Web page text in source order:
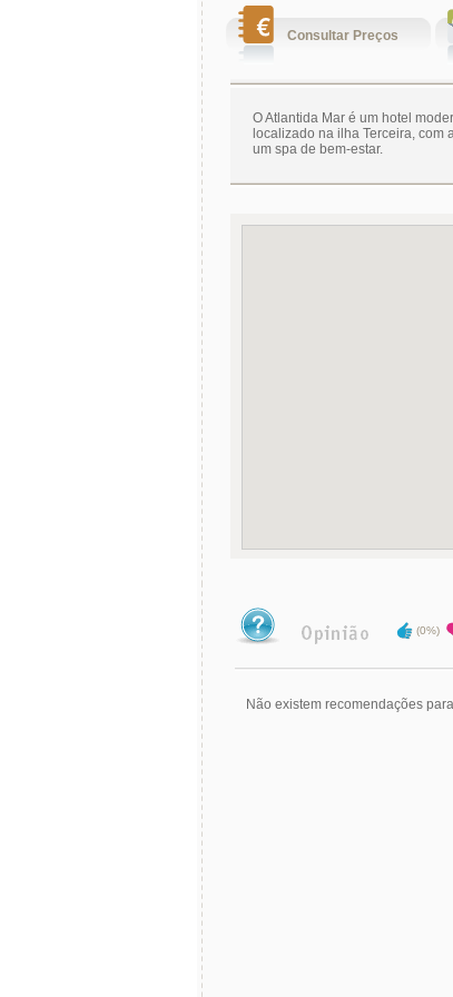
Consultar Preços
O Atlantida Mar é um hotel
localizado na ilha Terceira, com
um spa de bem-estar.
(0%)
Não existem recomendações